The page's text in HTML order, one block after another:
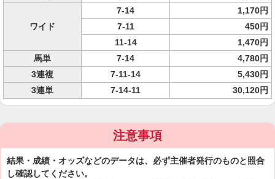
ワイド
7-14
1,170円
7-11
450円
11-14
1,470円
馬単
7-14
4,780円
3連複
7-11-14
5,430円
3連単
7-14-11 30,120円
注意事項
結果・成績・オッズなどのデータは、必ず主催者発行のものと照合
し確認してください。